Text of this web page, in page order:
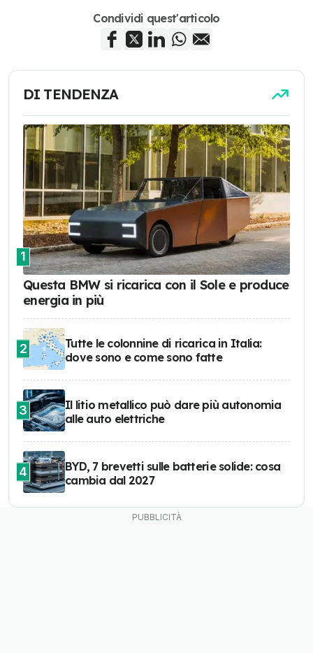
Condividi quest'articolo
DI TENDENZA
1
Questa BMW si ricarica con il Sole e produce
energia in più
2
Tutte le colonnine di ricarica in Italia:
dove sono e come sono fatte
3
Il litio metallico può dare più autonomia
alle auto elettriche
4
BYD, 7 brevetti sulle batterie solide: cosa
cambia dal 2027